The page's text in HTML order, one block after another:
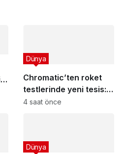
Chromatic’ten roket
testlerinde yeni tesis:
Minnesota’da roket
Dünya
4 saat önce
Dünya